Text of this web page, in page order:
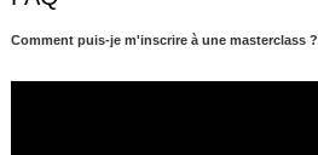
Comment puis-je m'inscrire à une masterclass ?